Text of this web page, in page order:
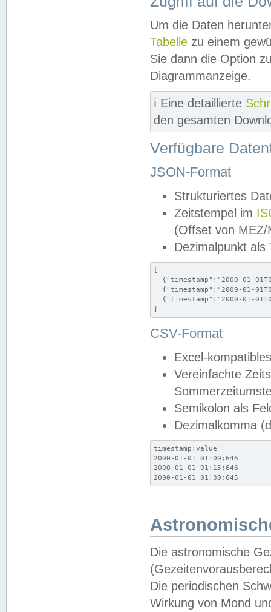
Um die Daten
Tabelle zu einem
Sie dann die Option
Diagrammanzeige.
ℹ️ Eine detaillierte
den gesamten
Verfügbare
JSON-Format
Strukturiertes
Zeitstempel im
(Offset von MEZ/
Dezimalpunkt als
[
{"timestamp":"2000-01-
{"timestamp":"2000-01-
{"timestamp":"2000-01-
]
CSV-Format
Excel-
Vereinfachte
Semikolon als
Dezimalkomma
timestamp;value
2000-01-01 01:00;646
2000-01-01 01:15;646
2000-01-01 01:30;645
Die astronomische
Die periodischen
Wirkung von Mond